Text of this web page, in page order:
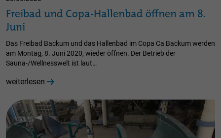
Freibad und Copa-Hallenbad öffnen am 8.
Juni
Das Freibad Backum und das Hallenbad im Copa Ca Backum werden
am Montag, 8. Juni 2020, wieder öffnen. Der Betrieb der
Sauna-/Wellnesswelt ist laut…
weiterlesen